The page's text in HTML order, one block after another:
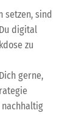
setzen, sind
digital
zu
gerne,